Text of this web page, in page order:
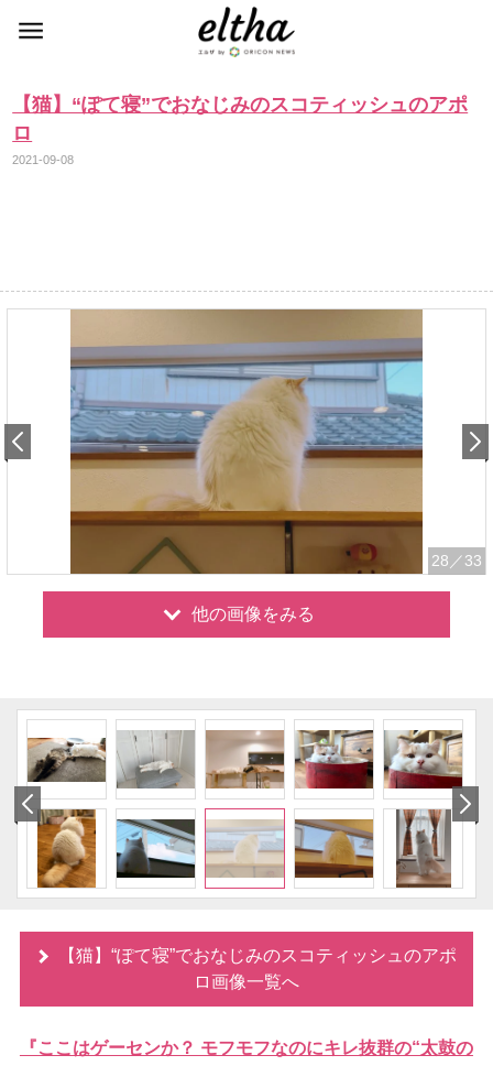
【猫】“ぽて寝”でおなじみのスコティッシュのアポ
ロ
2021-09-08
28 ／33
他の画像をみる
【猫】“ぽて寝”でおなじみのスコティッシュのアポ
ロ画像一覧へ
『ここはゲーセンか？ モフモフなのにキレ抜群の“太鼓の